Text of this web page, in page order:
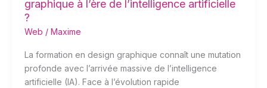
graphique à l’ère de l’intelligence artificielle
?
Web / Maxime
La formation en design graphique connaît une mutation
profonde avec l’arrivée massive de l’intelligence
artificielle (IA). Face à l’évolution rapide
?